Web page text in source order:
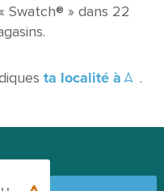
Swatch® » dans 22
ta localité à .